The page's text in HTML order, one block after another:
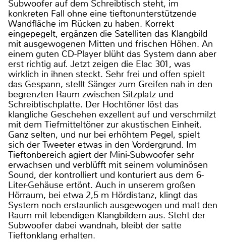
Subwoofer auf dem Schreibtisch steht, im
konkreten Fall ohne eine tieftonunterstützende
Wandfläche im Rücken zu haben. Korrekt
eingepegelt, ergänzen die Satelliten das Klangbild
mit ausgewogenen Mitten und frischen Höhen. An
einem guten CD-Player blüht das System dann aber
erst richtig auf. Jetzt zeigen die Elac 301, was
wirklich in ihnen steckt. Sehr frei und offen spielt
das Gespann, stellt Sänger zum Greifen nah in den
begrenzten Raum zwischen Sitzplatz und
Schreibtischplatte. Der Hochtöner löst das
klangliche Geschehen exzellent auf und verschmilzt
mit dem Tiefmitteltöner zur akustischen Einheit.
Ganz selten, und nur bei erhöhtem Pegel, spielt
sich der Tweeter etwas in den Vordergrund. Im
Tieftonbereich agiert der Mini-Subwoofer sehr
erwachsen und verblüfft mit seinem voluminösen
Sound, der kontrolliert und konturiert aus dem 6-
Liter-Gehäuse ertönt. Auch in unserem großen
Hörraum, bei etwa 2,5 m Hördistanz, klingt das
System noch erstaunlich ausgewogen und malt den
Raum mit lebendigen Klangbildern aus. Steht der
Subwoofer dabei wandnah, bleibt der satte
Tieftonklang erhalten.